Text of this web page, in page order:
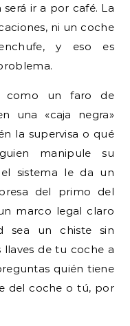
ir a por café. La
ni un coche
y eso es
como un faro de
una «caja negra»
la supervisa o qué
manipule su
sistema le da un
del primo del
marco legal claro
sea un chiste sin
llaves de tu coche a
quién tiene
del coche o tú, por